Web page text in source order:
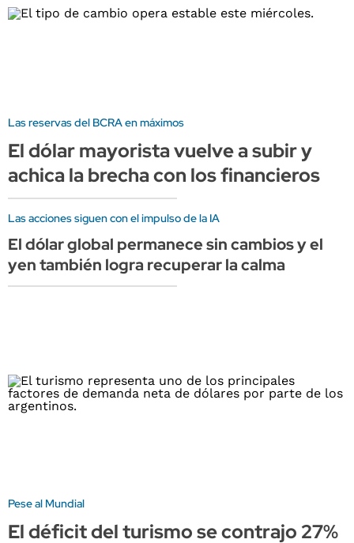
Las reservas del BCRA en máximos
El dólar mayorista vuelve a subir y
achica la brecha con los financieros
Las acciones siguen con el impulso de la IA
El dólar global permanece sin cambios y el
yen también logra recuperar la calma
Pese al Mundial
El déficit del turismo se contrajo 27%